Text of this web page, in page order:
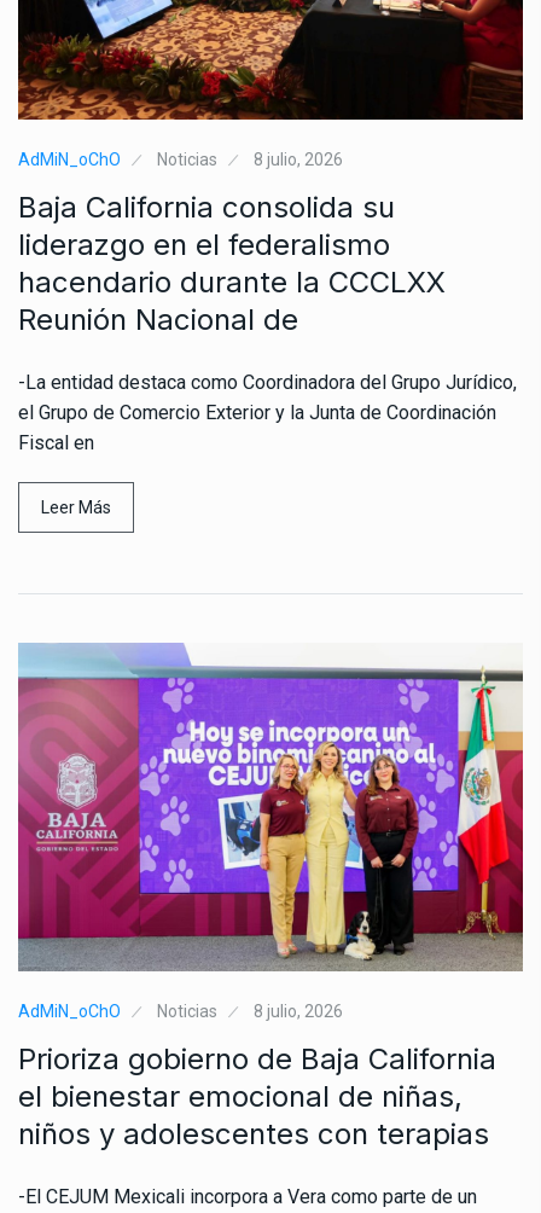
AdMiN_oChO Noticias 8 julio, 2026
Baja California consolida su
liderazgo en el federalismo
hacendario durante la CCCLXX
Reunión Nacional de
-La entidad destaca como Coordinadora del Grupo Jurídico,
el Grupo de Comercio Exterior y la Junta de Coordinación
Fiscal en
Leer Más
AdMiN_oChO Noticias 8 julio, 2026
Prioriza gobierno de Baja California
el bienestar emocional de niñas,
niños y adolescentes con terapias
-El CEJUM Mexicali incorpora a Vera como parte de un